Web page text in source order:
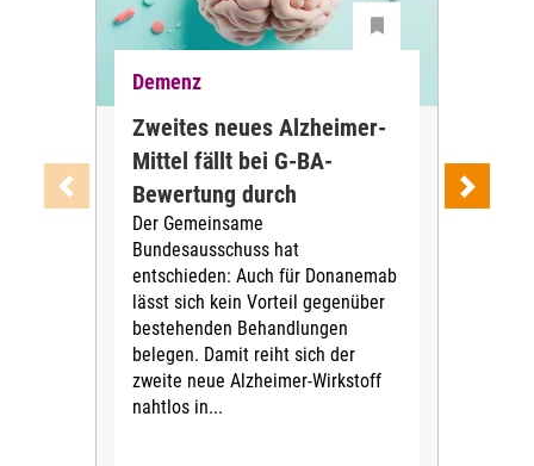
Demenz
Zweites neues Alzheimer-
Mittel fällt bei G-BA-
Bewertung durch
Der Gemeinsame
Bundesausschuss hat
entschieden: Auch für Donanemab
lässt sich kein Vorteil gegenüber
bestehenden Behandlungen
belegen. Damit reiht sich der
zweite neue Alzheimer-Wirkstoff
nahtlos in...